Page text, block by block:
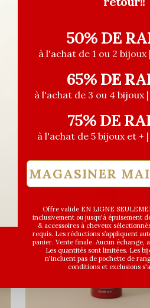
50% DE
à l'achat de 1 ou 2 bijoux
65% DE
à l'achat de 3 ou 4 bijoux
75% DE
à l'achat de 5 bijoux et +
MAGASINER
Offre valide EN LIGNE
inclusivement ou jusqu'à épuisement
& accessoires à cheveux
requis. Les réductions s’appliquent
panier. Vente finale. Aucun échange,
Les quantités sont limitées. Les
n'incluent pas de pochette de
conditions et exclusions